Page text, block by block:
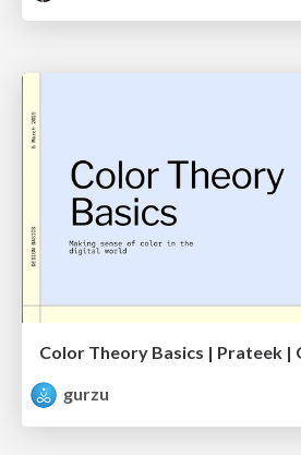
Color Theory Basics | Prateek |
gurzu